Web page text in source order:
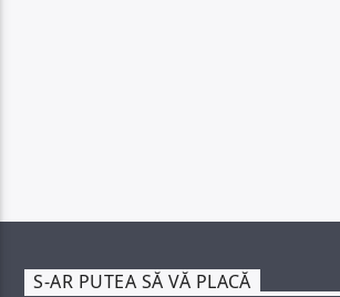
S-AR PUTEA SĂ VĂ PLACĂ